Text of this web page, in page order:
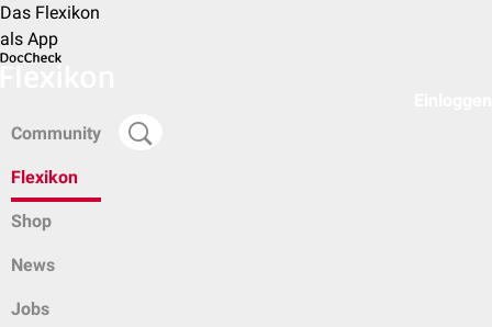
Das Flexikon
als App
Community
Flexikon
Shop
News
Jobs